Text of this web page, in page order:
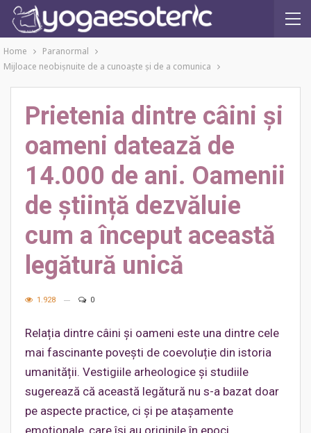
Home
Paranormal
Mijloace neobişnuite de a cunoaşte şi de a comunica
Prietenia dintre câini și
oameni datează de
14.000 de ani. Oamenii
de știință dezvăluie
cum a început această
legătură unică
1.928 0
Relația dintre câini și oameni este una dintre cele
mai fascinante povești de coevoluție din istoria
umanității. Vestigiile arheologice și studiile
sugerează că această legătură nu s-a bazat doar
pe aspecte practice, ci și pe atașamente
emoționale, care își au originile în epoci